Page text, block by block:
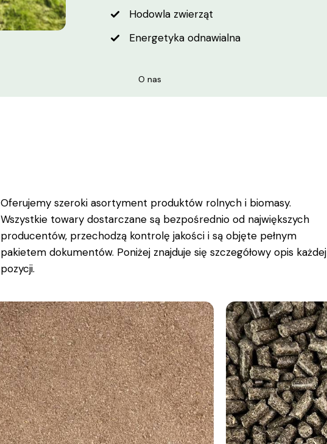
Hodowla zwierząt
Energetyka odnawialna
O nas
Oferujemy szeroki asortyment produktów rolnych i biomasy.
Wszystkie towary dostarczane są bezpośrednio od największych
producentów, przechodzą kontrolę jakości i są objęte pełnym
pakietem dokumentów. Poniżej znajduje się szczegółowy opis każdej
pozycji.